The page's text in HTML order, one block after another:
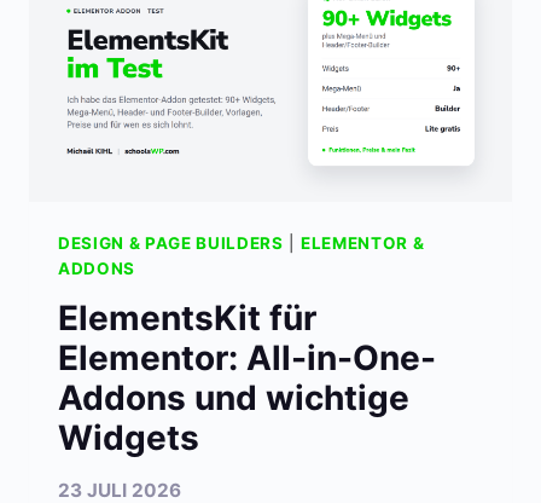
DESIGN & PAGE BUILDERS
ELEMENTOR &
ADDONS
ElementsKit für
Elementor: All-in-One-
Addons und wichtige
Widgets
23 JULI 2026